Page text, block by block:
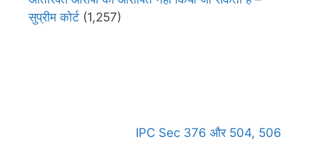
सुप्रीम कोर्ट (1,257)
IPC Sec 376 और 504, 506